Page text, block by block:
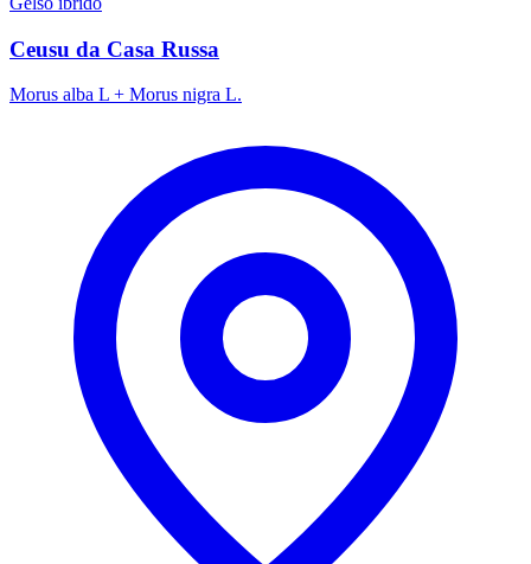
Ceusu da Casa Russa
Morus alba L + Morus nigra L.